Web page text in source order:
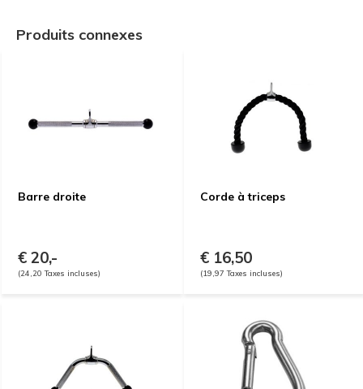
Produits connexes
Barre droite
€ 20,-
(24,20 Taxes incluses)
Corde à triceps
€ 16,50
(19,97 Taxes incluses)